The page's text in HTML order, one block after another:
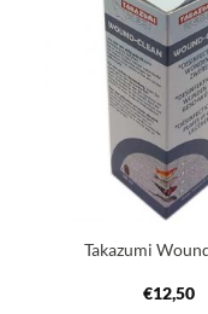
Takazumi
€12,50